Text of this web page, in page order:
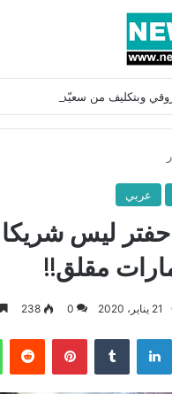
عربي
حفتر ليس شريكا
مقلق!!
21 يناير، 2020 0
238
لينكدإن بينتيريست